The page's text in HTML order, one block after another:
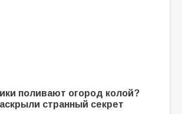
поливают огород колой?
странный секрет